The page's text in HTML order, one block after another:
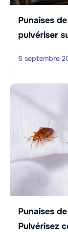
Punaises
pulvériser
5 septembre
Punaises
Pulvérisez